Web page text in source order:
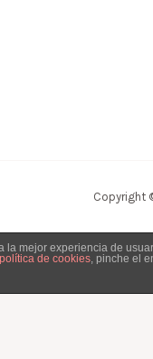
Copyright
la mejor experiencia de
política de cookies, pinche el